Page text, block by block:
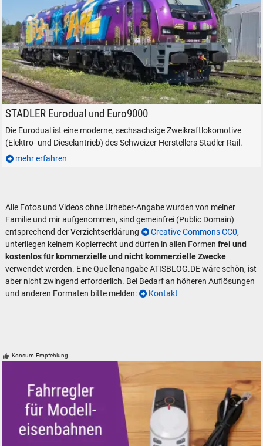
Dispo-TF-Rail 2019 404-3 am ehemaligen Betriebswerk Freilassing, am
STADLER Eurodual und Euro9000
Die Eurodual ist eine moderne, sechsachsige Zweikraftlokomotive
(Elektro- und Dieselantrieb) des Schweizer Herstellers Stadler Rail.
mehr erfahren
Alle Fotos und Videos ohne Urheber-Angabe wurden von meiner
Familie und mir aufgenommen, sind gemeinfrei (Public Domain)
entsprechend der Verzichtserklärung
Creative Commons CC0,
unterliegen keinem Kopierrecht und dürfen in allen Formen frei und
kostenlos für kommerzielle und nicht kommerzielle Zwecke
verwendet werden. Eine Quellenangabe ATISBLOG.DE wäre schön, ist
aber nicht zwingend erforderlich. Bei Bedarf an höheren Auflösungen
und anderen Formaten bitte melden:
Kontakt
Konsum-Empfehlung